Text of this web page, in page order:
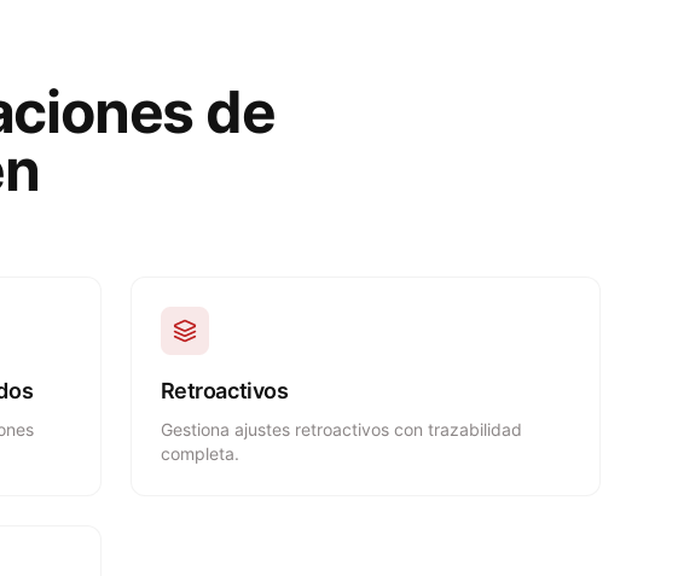
de
Retroactivos
Gestiona ajustes retroactivos con trazabilidad
completa.